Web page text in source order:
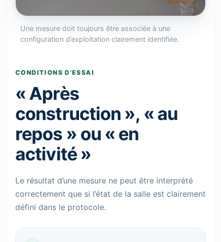
CONDITIONS D’ESSAI
« Après
construction », « au
repos » ou « en
activité »
Le résultat d’une mesure ne peut être interprété
correctement que si l’état de la salle est clairement
défini dans le protocole.
Une mesure doit toujours être associée à une
configuration d’exploitation clairement identifiée.